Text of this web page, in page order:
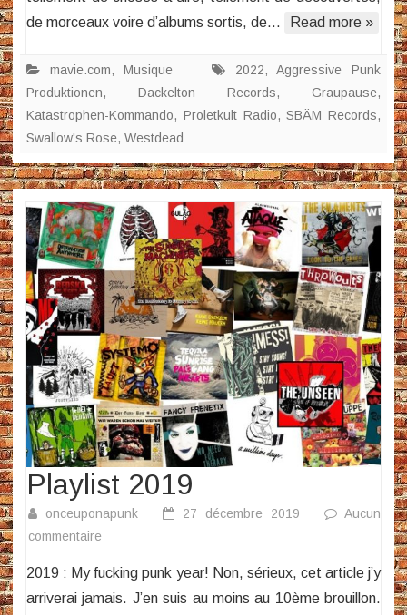
cœur
de morceaux voire d’albums sortis, de…
Read more »
mavie.com,Musique 2022,Aggressive Punk
Produktionen, Dackelton Records, Graupause,
Katastrophen-Kommando, Proletkult Radio,SBÄM Records,
Swallow's Rose, Westdead
Playlist 2019
onceuponapunk 27 décembre 2019
Aucun
commentaire
2019
2019 : My fucking punk year! Non, sérieux, cet article j’y
arriverai jamais. J’en suis au moins au 10ème brouillon.